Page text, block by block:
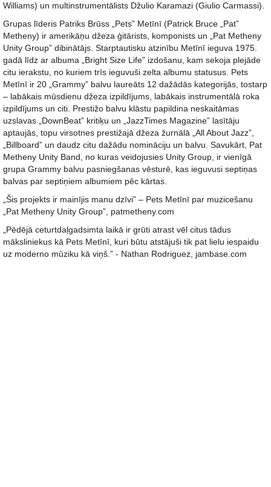
Williams) un multinstrumentālists Džulio Karamazi (Giulio Carmassi).
Grupas līderis Patriks Brūss „Pets” Metīnī (Patrick Bruce „Pat”
Metheny) ir amerikāņu džeza ģitārists, komponists un „Pat Metheny
Unity Group” dibinātājs. Starptautisku atzinību Metīnī ieguva 1975.
gadā līdz ar albuma „Bright Size Life” izdošanu, kam sekoja plejāde
citu ierakstu, no kuriem trīs ieguvuši zelta albumu statusus. Pets
Metīnī ir 20 „Grammy” balvu laureāts 12 dažādās kategorijās, tostarp
– labākais mūsdienu džeza izpildījums, labākais instrumentālā roka
izpildījums un citi. Prestižo balvu klāstu papildina neskaitāmas
uzslavas „DownBeat” kritiķu un „JazzTimes Magazine” lasītāju
aptaujās, topu virsotnes prestižajā džeza žurnālā „All About Jazz”,
„Billboard” un daudz citu dažādu nomināciju un balvu. Savukārt, Pat
Metheny Unity Band, no kuras veidojusies Unity Group, ir vienīgā
grupa Grammy balvu pasniegšanas vēsturē, kas ieguvusi septiņas
balvas par septiņiem albumiem pēc kārtas.
„Šis projekts ir mainījis manu dzīvi” – Pets Metīnī par muzicešanu
„Pat Metheny Unity Group”, patmetheny.com
„Pēdējā ceturtdaļgadsimta laikā ir grūti atrast vēl citus tādus
māksliniekus kā Pets Metīnī, kuri būtu atstājuši tik pat lielu iespaidu
uz moderno mūziku kā viņš.” - Nathan Rodriguez, jambase.com